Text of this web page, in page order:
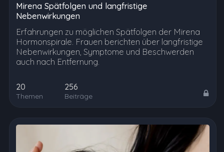
Mirena Spätfolgen und langfristige
Nebenwirkungen
Erfahrungen zu möglichen Spätfolgen der Mirena
Hormonspirale. Frauen berichten über langfristige
Nebenwirkungen, Symptome und Beschwerden
auch nach Entfernung.
20
Themen
256
Beiträge